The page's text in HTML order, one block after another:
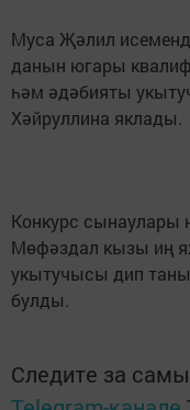
Муса Җәлил
данын югары
һәм әдәбияты
Хәйруллина яклады.
Конкурс сынаулары
Мөфәздал кызы иң
укытучысы дип
булды.
Следите за